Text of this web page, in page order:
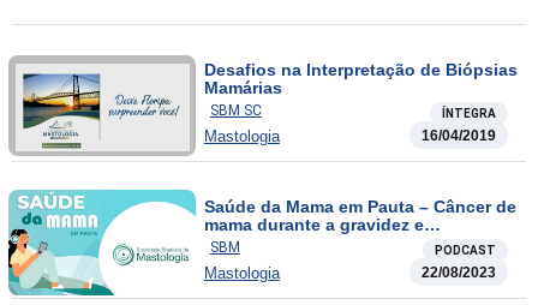
Desafios na Interpretação de Biópsias
Mamárias
SBM SC ÍNTEGRA
Mastologia 16/04/2019
Saúde da Mama em Pauta – Câncer de
mama durante a gravidez e
amamentação
SBM PODCAST
Mastologia 22/08/2023